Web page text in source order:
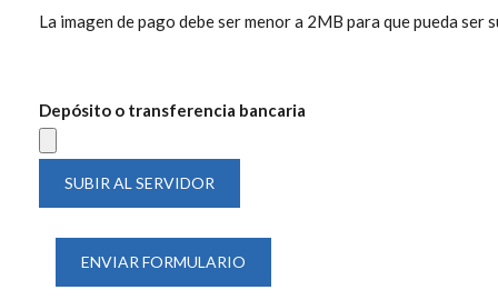
Depósito o transferencia bancaria
La imagen de pago debe ser menor a 2MB para que pueda ser